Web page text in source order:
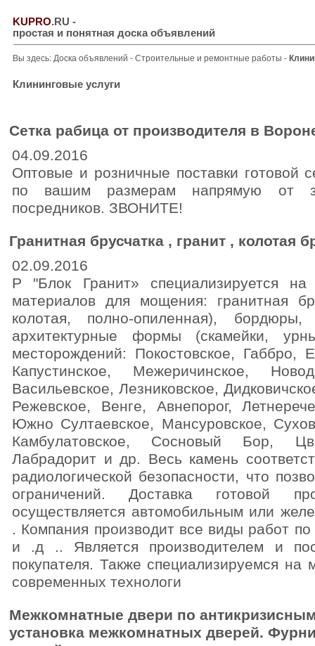
KUPRO.RU -
простая и понятная доска объявлений
Вы здесь: Доска объявлений - Строительные и ремонтные работы -
Клининговые услуги
Сетка рабица от производителя в
04.09.2016
Оптовые и розничные поставки готовой
по вашим размерам напрямую от
посредников. ЗВОНИТЕ!
Гранитная брусчатка , гранит , колотая
02.09.2016
Р "Блок Гранит» специализируется на
материалов для мощения: гранитная
колотая, полно-опиленная),
архитектурные формы (скамейки,
месторождений: Покостовское, Габбро,
Капустинское, Межеричинское,
Васильевское, Лезниковское,
Режевское, Венге, Авнепорог,
Южно Султаевское, Мансуровское,
Камбулатовское, Сосновый Бор,
Лабрадорит и др. Весь камень
радиологической безопасности, что
ограничений. Доставка готовой
осуществляется автомобильным или
. Компания производит все виды работ
и .д .. Является производителем и
покупателя. Также специализируемся
современных технологи
Межкомнатные двери по
установка межкомнатных дверей.